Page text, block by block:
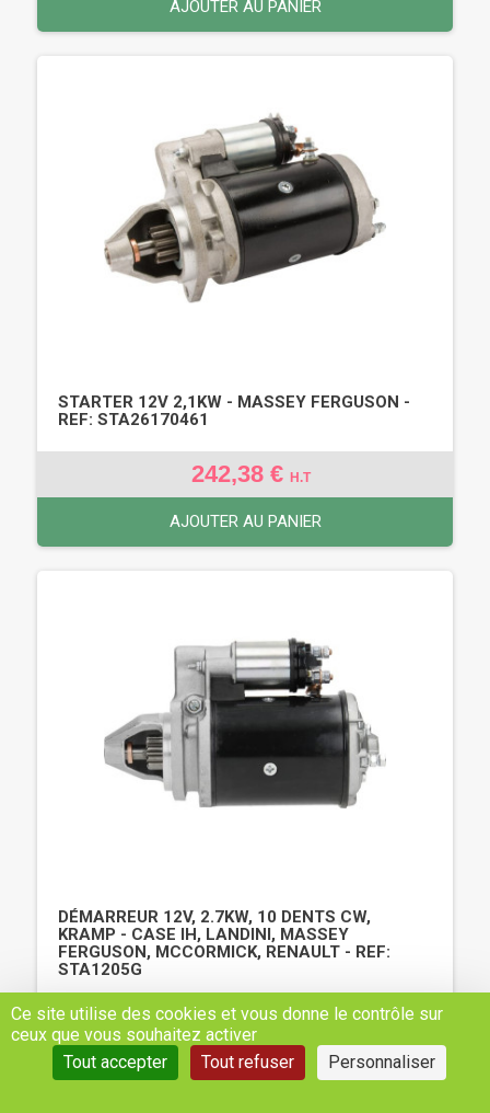
AJOUTER AU PANIER
STARTER 12V 2,1KW - MASSEY FERGUSON -
REF: STA26170461
242,38 € H.T
AJOUTER AU PANIER
DÉMARREUR 12V, 2.7KW, 10 DENTS CW,
KRAMP - CASE IH, LANDINI, MASSEY
FERGUSON, MCCORMICK, RENAULT - REF:
STA1205G
243,45 €
AJOUTER AU PANIER
Ce site utilise des cookies et vous donne le contrôle sur
ceux que vous souhaitez activer
Tout accepter
Tout refuser Personnaliser